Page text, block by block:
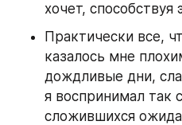
хочет,
Практически все,
казалось мне
дождливые дни,
я воспринимал так
сложившихся